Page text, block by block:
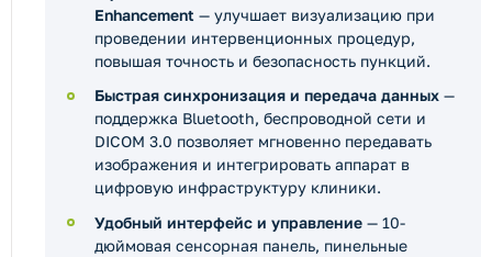
Enhancement — улучшает визуализацию при
проведении интервенционных процедур,
повышая точность и безопасность пункций.
Быстрая синхронизация и передача данных —
поддержка Bluetooth, беспроводной сети и
DICOM 3.0 позволяет мгновенно передавать
изображения и интегрировать аппарат в
цифровую инфраструктуру клиники.
Удобный интерфейс и управление — 10-
дюймовая сенсорная панель, пинельные